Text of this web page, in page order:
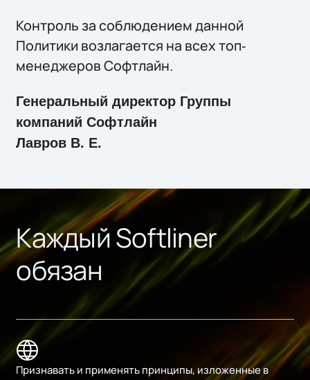
Контроль за соблюдением данной
Политики возлагается на всех топ‐
менеджеров Софтлайн.
Генеральный директор Группы
компаний Софтлайн
Лавров В. Е.
Каждый Softliner
обязан
Признавать и применять принципы, изложенные в